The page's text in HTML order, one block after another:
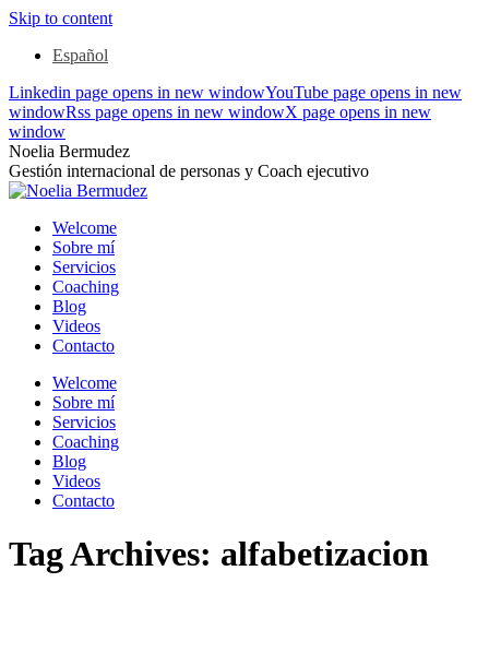
Skip to content
Español
Linkedin page opens in new windowYouTube page opens in new
windowRss page opens in new windowX page opens in new
window
Noelia Bermudez
Gestión internacional de personas y Coach ejecutivo
Welcome
Sobre mí
Servicios
Coaching
Blog
Videos
Contacto
Welcome
Sobre mí
Servicios
Coaching
Blog
Videos
Contacto
Tag Archives: alfabetizacion